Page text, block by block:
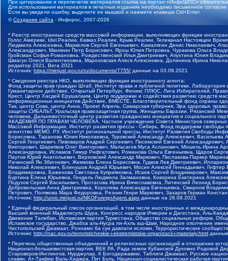
При цитировании и перепечатке материалов ссылка на портал «ИнфоШОС»
Для использования материалов в печатных изданиях необходимо письменное
Если вы увидели ошибку, выделите ее мышкой и нажмите клавиши Ctrl+Enter
©Создание сайта - Инфорос, 2007-2026
* Реестр иностранных средств массовой информации, выполняющих функции
Голос Америки, Idel.Реалии, Кавказ.Реалии, Крым.Реалии, Телеканал Настоящее
Людмила Алексеевна, Маркелов Сергей Евгеньевич, Камалягин Денис Николаевич,
Александрович, Маняхин Петр Борисович, Ярош Юлия Петровна, Чуракова Ольга
Гройсман Софья Романовна, Рождественский Илья Дмитриевич, Апухтина Юлия
Шмагун Олеся Валентиновна, Мароховская Алеся Алексеевна, Долинина Ирина
редактор 2021, Вега 2021
Источник: https://minjust.gov.ru/ru/documents/7755/ данные на 03.09.2021
* Сведения реестра НКО, выполняющих функции иностранного агента:
Фонд защиты прав граждан Штаб, Институт права и публичной политики,
Гуманитарное действие, Открытый Петербург, Феникс ПЛЮС, Лига Избирателей,
Крест, Центр Хасдей Ерушалаим, Центр поддержки и содействия развитию средств
информационных инициатив Действие, ВМЕСТЕ, Благотворительный фонд охраны
Так, центр Сова, центр Анна, Проект Апрель, Самарская губерния, Эра здоровья,
защиты СИБАЛЬТ, Уральская правозащитная группа, Женщины Евразии, Рязанский
человека, Дальневосточный центр развития гражданских инициатив и социального
АКАДЕМИЯ ПО ПРАВАМ ЧЕЛОВЕКА, Частное учреждение Совета Министров северных
Массовой Информации, Институт развития прессы - Сибирь, Фонд поддержки
агентство МЕМО. РУ, Институт региональной прессы, Институт Развития Свободы
Борисовна, Таранова Юлия Николаевна, Туровский Александр Алексеевич,
Сергей Георгиевич, Пивоваров Андрей Сергеевич, Писемский Евгений
Викторович, Шарипков Олег Викторович, Мальсагов Муса Асланович, Мошель Ирина
Александровна, Исламов Тимур Рифгатович, Романова Ольга Евгеньевна, Щаров
Паутов Юрий Анатольевич, Верховский Александр Маркович, Пислакова-Паркер
Рачинский Ян Збигневич, Жемкова Елена Борисовна, Гудков Лев Дмитриевич,
Николай Алексеевич, Блинушов Андрей Юрьевич, Мосин Алексей Геннадьевич,
Владимировна, Баженова Светлана Куприяновна, Исаев Сергей Владимирович,
Буртина Елена Юрьевна, Гендель Людмила Залмановна, Кокорина Екатерина
Подузов Сергей Васильевич, Протасова Ирина Вячеславовна, Литинский Леонид
Добровольская Анна Дмитриевна, Королева Александра Евгеньевна, Смирнов
Петрович, Полякова Мара Федоровна, Резник Генри Маркович, Захаров Герман
Источник: http://unro.minjust.ru/NKOForeignAgent.aspx данные на 28.08.2021
* Единый федеральный список организаций, в том числе иностранных и
Высший военный Маджлисуль Шура, Конгресс народов Ичкерии и Дагестана, Аль-
Движение Талибан, Исламская партия Туркестана, Общество социальных реформ,
Исламское государство, Джабха аль-Нусра ли-Ахль аш-Шам, Народное ополчение
Чистопольский Джамаат, Рохнамо ба суи давлати исломи, Террористическое
Источник: http://nac.gov.ru/terroristicheskie-i-ekstremistskie-organizacii-i-materialy.html
* Перечень общественных объединений и религиозных организаций в отношении
Национал-большевистская партия, ВЕК РА, Рада земли Кубанской Духовно Родовой
Староверов-Инглингов, Нурджулар, К Богодержавию, Таблиги Джамаат, Русское
славян, Ат-Такфир Валь-Хиджра, Пит Буль, Национал-социалистическая рабочая